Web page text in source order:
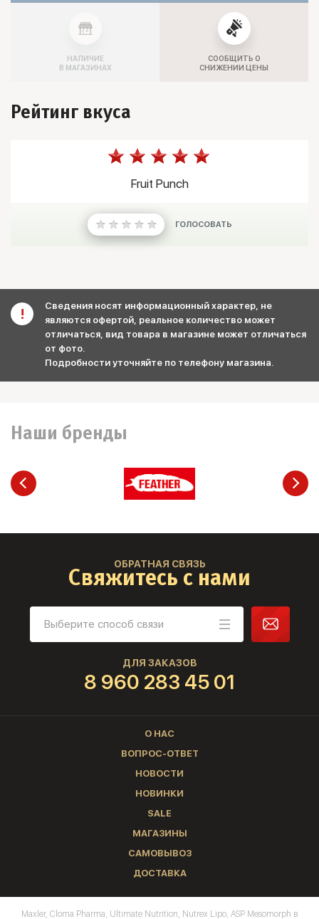
НАЛИЧИЕ
В МАГАЗИНАХ
СООБЩИТЬ О
СНИЖЕНИИ ЦЕНЫ
Рейтинг вкуса
Fruit Punch
ГОЛОСОВАТЬ
Сведения носят информационный характер, не
являются офертой, реальное количество может
отличаться, вид товара в магазине может отличаться
от фото.
Подробности уточняйте по телефону магазина.
Наши бренды
ОБРАТНАЯ СВЯЗЬ
Свяжитесь с нами
ДЛЯ ЗАКАЗОВ
8 960 283 45 01
О НАС
ВОПРОС-ОТВЕТ
НОВОСТИ
НОВИНКИ
SALE
МАГАЗИНЫ
САМОВЫВОЗ
ДОСТАВКА
Maxler, Cloma Pharma, Ultimate Nutrition, Nutrex Lipo, ASP Mesomorph в